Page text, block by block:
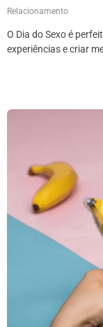
Relacionamento
O Dia do Sexo é
experiências e criar